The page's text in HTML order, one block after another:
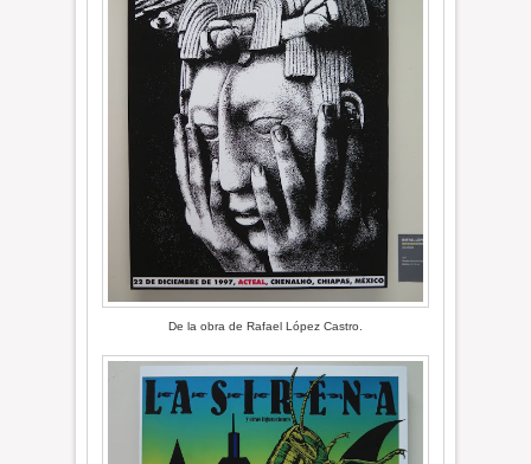
De la obra de Rafael López Castro.